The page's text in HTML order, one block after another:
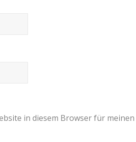
in diesem Browser für